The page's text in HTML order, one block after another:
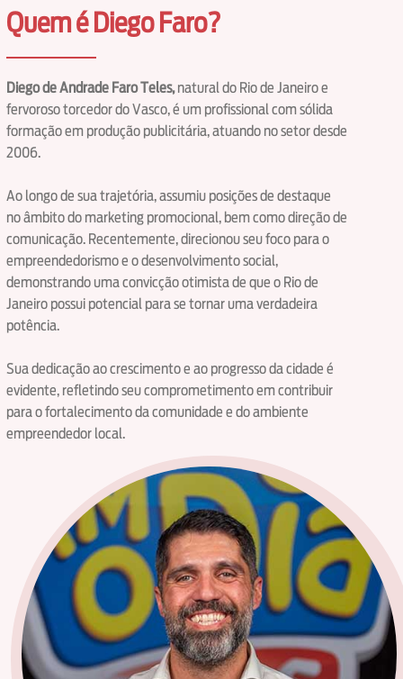
Quem é Diego Faro?
Diego de Andrade Faro Teles,natural do Rio de Janeiro e
fervoroso torcedor do Vasco, é um profissional com sólida
formação em produção publicitária, atuando no setor desde
2006.
Ao longo de sua trajetória, assumiu posições de destaque
no âmbito do marketing promocional, bem como direção de
comunicação. Recentemente, direcionou seu foco para o
empreendedorismo e o desenvolvimento social,
demonstrando uma convicção otimista de que o Rio de
Janeiro possui potencial para se tornar uma verdadeira
potência.
Sua dedicação ao crescimento e ao progresso da cidade é
evidente, refletindo seu comprometimento em contribuir
para o fortalecimento da comunidade e do ambiente
empreendedor local.